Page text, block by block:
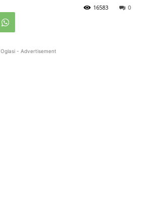
0
16583
Oglasi - Advertisement